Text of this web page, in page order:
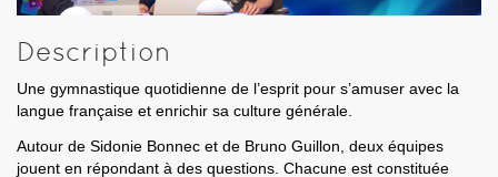
Description
Une gymnastique quotidienne de l’esprit pour s’amuser avec la
langue française et enrichir sa culture générale.
Autour de Sidonie Bonnec et de Bruno Guillon, deux équipes
jouent en répondant à des questions. Chacune est constituée